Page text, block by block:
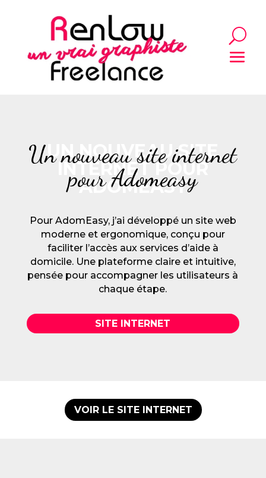
UN NOUVEAU SITE
INTERNET POUR
ADOMEASY
Un nouveau site internet
pour Adomeasy
Pour AdomEasy, j’ai développé un site web
moderne et ergonomique, conçu pour
faciliter l’accès aux services d’aide à
domicile. Une plateforme claire et intuitive,
pensée pour accompagner les utilisateurs à
chaque étape.
SITE INTERNET
VOIR LE SITE INTERNET